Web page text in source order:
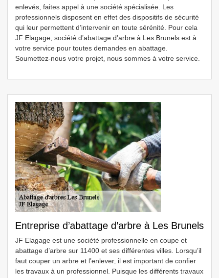
enlevés, faites appel à une société spécialisée. Les
professionnels disposent en effet des dispositifs de sécurité
qui leur permettent d’intervenir en toute sérénité. Pour cela
JF Elagage, société d’abattage d’arbre à Les Brunels est à
votre service pour toutes demandes en abattage.
Soumettez-nous votre projet, nous sommes à votre service.
Entreprise d’abattage d’arbre à Les Brunels
JF Elagage est une société professionnelle en coupe et
abattage d’arbre sur 11400 et ses différentes villes. Lorsqu’il
faut couper un arbre et l’enlever, il est important de confier
les travaux à un professionnel. Puisque les différents travaux